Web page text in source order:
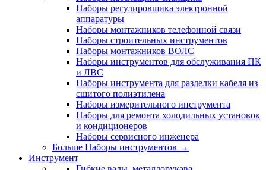
Наборы регулировщика электронной
аппаратуры
Наборы монтажников телефонной связи
Наборы строительных инструментов
Наборы монтажников ВОЛС
Наборы инструментов для обслуживания ПК
и ЛВС
Наборы инструмента для разделки кабеля из
сшитого полиэтилена
Наборы измерительного инструмента
Наборы для ремонта холодильных установок
и кондиционеров
Наборы сервисного инженера
Больше Наборы инструментов →
Инструмент